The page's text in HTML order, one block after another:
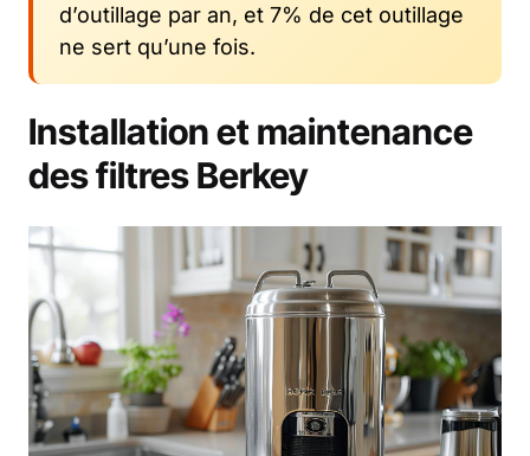
d’outillage par an, et 7% de cet outillage
ne sert qu’une fois.
Installation et maintenance
des filtres Berkey